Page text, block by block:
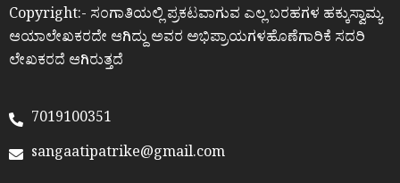
Copyright:- ಸಂಗಾತಿಯಲ್ಲಿ ಪ್ರಕಟವಾಗುವ ಎಲ್ಲ ಬರಹಗಳ ಹಕ್ಕುಸ್ವಾಮ್ಯ
ಆಯಾಲೇಖಕರದೇ ಆಗಿದ್ದು ಅವರ ಅಭಿಪ್ರಾಯಗಳಹೊಣೆಗಾರಿಕೆ ಸದರಿ
ಲೇಖಕರದೆ ಆಗಿರುತ್ತದೆ
7019100351
sangaatipatrike@gmail.com